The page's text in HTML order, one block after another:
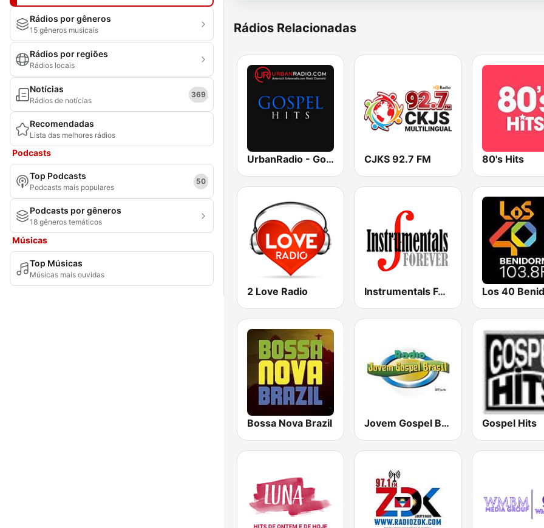
Rádios por gêneros
15 gêneros musicais
Rádios por regiões
Rádios locais
Notícias
Rádios de notícias
369
Recomendadas
Lista das melhores rádios
Podcasts
Top Podcasts
Podcasts mais populares
50
Podcasts por gêneros
18 gêneros temáticos
Músicas
Top Músicas
Músicas mais ouvidas
Rádios Relacionadas
UrbanRadio - Gospel CJKS 92.7 FM 80's Hits
2 Love Radio Instrumentals Forever Los 40
Bossa Nova Brazil Jovem Gospel Brasil Gospel Hits